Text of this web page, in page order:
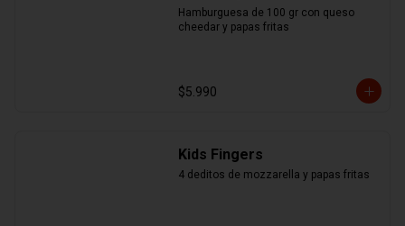
Hamburguesa de 100 gr con queso
cheedar y papas fritas
$5.990
Kids Fingers
4 deditos de mozzarella y papas fritas